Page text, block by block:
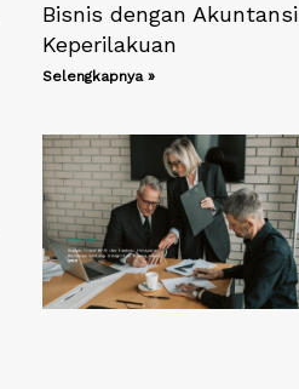
Bisnis dengan Akuntansi
Keperilakuan
Selengkapnya »